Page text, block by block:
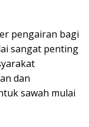
pengairan bagi
sangat penting
dan
sawah mulai